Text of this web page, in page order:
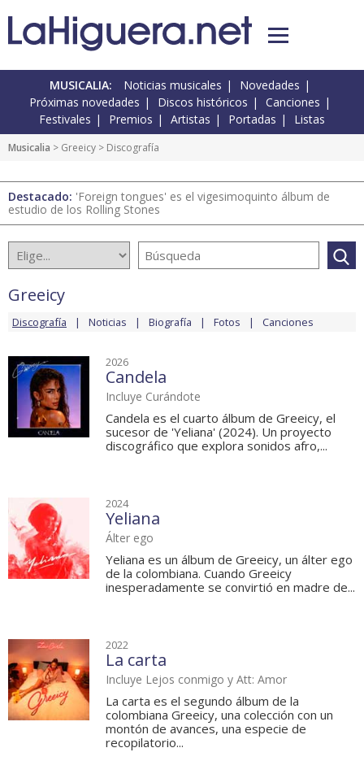
MUSICALIA: Noticias musicales
Novedades
Próximas novedades
Discos históricos
Canciones
Festivales
Premios Artistas Portadas Listas
Musicalia > Greeicy > Discografía
Destacado: 'Foreign tongues' es el vigesimoquinto álbum de
estudio de los Rolling Stones
Greeicy
Discografía Noticias Biografía Fotos Canciones
2026
Candela
Incluye Curándote
Candela es el cuarto álbum de Greeicy, el
sucesor de 'Yeliana' (2024). Un proyecto
discográfico que explora sonidos afro,...
2024
Yeliana
Álter ego
Yeliana es un álbum de Greeicy, un álter ego
de la colombiana. Cuando Greeicy
inesperadamente se convirtió en madre de...
2022
La carta
Incluye Lejos conmigo y Att: Amor
La carta es el segundo álbum de la
colombiana Greeicy, una colección con un
montón de avances, una especie de
recopilatorio...